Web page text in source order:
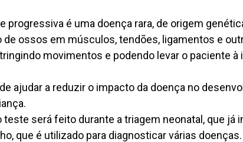
progressiva é uma doença rara, de origem
de ossos em músculos, tendões, ligamentos e
movimentos e podendo levar o paciente à
ajudar a reduzir o impacto da doença no
será feito durante a triagem neonatal, que já
que é utilizado para diagnosticar várias doenças.